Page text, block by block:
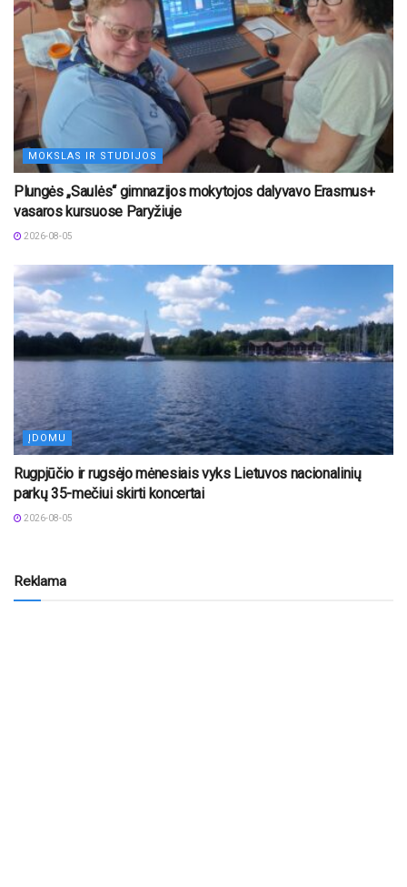
MOKSLAS IR STUDIJOS
Plungės „Saulės“ gimnazijos mokytojos dalyvavo Erasmus+
vasaros kursuose Paryžiuje
2026-08-05
ĮDOMU
Rugpjūčio ir rugsėjo mėnesiais vyks Lietuvos nacionalinių
parkų 35-mečiui skirti koncertai
2026-08-05
Reklama